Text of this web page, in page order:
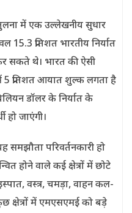
में एक उल्लेखनीय सुधार
15.3 प्रतिशत भारतीय निर्यात
सकते थे। भारत की ऐसी
प्रतिशत आयात शुल्क लगता है
डॉलर के निर्यात के
हो जाएंगी।
समझौता परिवर्तनकारी हो
होने वाले कई क्षेत्रों में छोटे
वस्त्र, चमड़ा, वाहन कल-
में एमएसएमई को बड़े